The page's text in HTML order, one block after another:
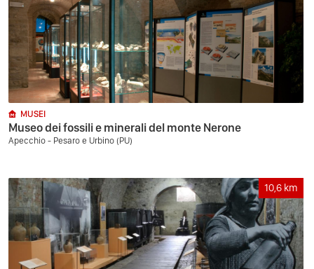
MUSEI
Museo dei fossili e minerali del monte Nerone
Apecchio - Pesaro e Urbino (PU)
10,6 km